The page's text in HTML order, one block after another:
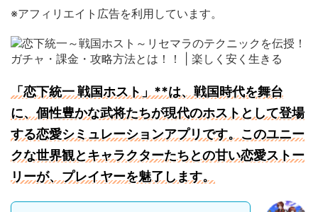
※アフィリエイト広告を利用しています。
「恋下統一 戦国ホスト」**は、戦国時代を舞台
に、個性豊かな武将たちが現代のホストとして登場
する恋愛シミュレーションアプリです。このユニー
クな世界観とキャラクターたちとの甘い恋愛ストー
リーが、プレイヤーを魅了します。